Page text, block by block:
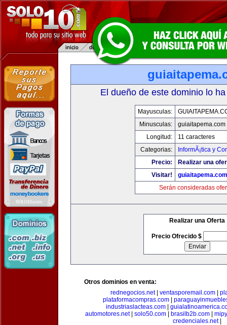
El dueño de este dominio lo
Mayusculas:
Minusculas:
guiaitapema.com
Longitud:
11 caracteres
Categorias:
InformÃ¡tica y
Precio:
Realizar una
Visitar!
guiaitapema.com
Serán consideradas
Realizar una Oferta
Precio Ofrecido $
Otros dominios en venta:
rednegocios.net| ventasporemail.com
plataformacompras.com
industriaslacteas.com
automotores.net| solo50.com brasilb2b.com
credenciales.net|